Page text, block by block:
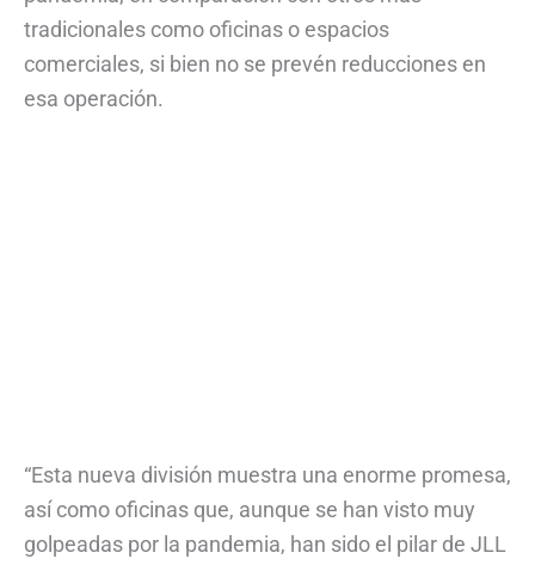
tradicionales como oficinas o espacios
comerciales, si bien no se prevén reducciones en
esa operación.
“Esta nueva división muestra una enorme promesa,
así como oficinas que, aunque se han visto muy
golpeadas por la pandemia, han sido el pilar de JLL